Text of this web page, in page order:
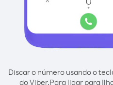
Discar o número usando o
do Viber.Para ligar para